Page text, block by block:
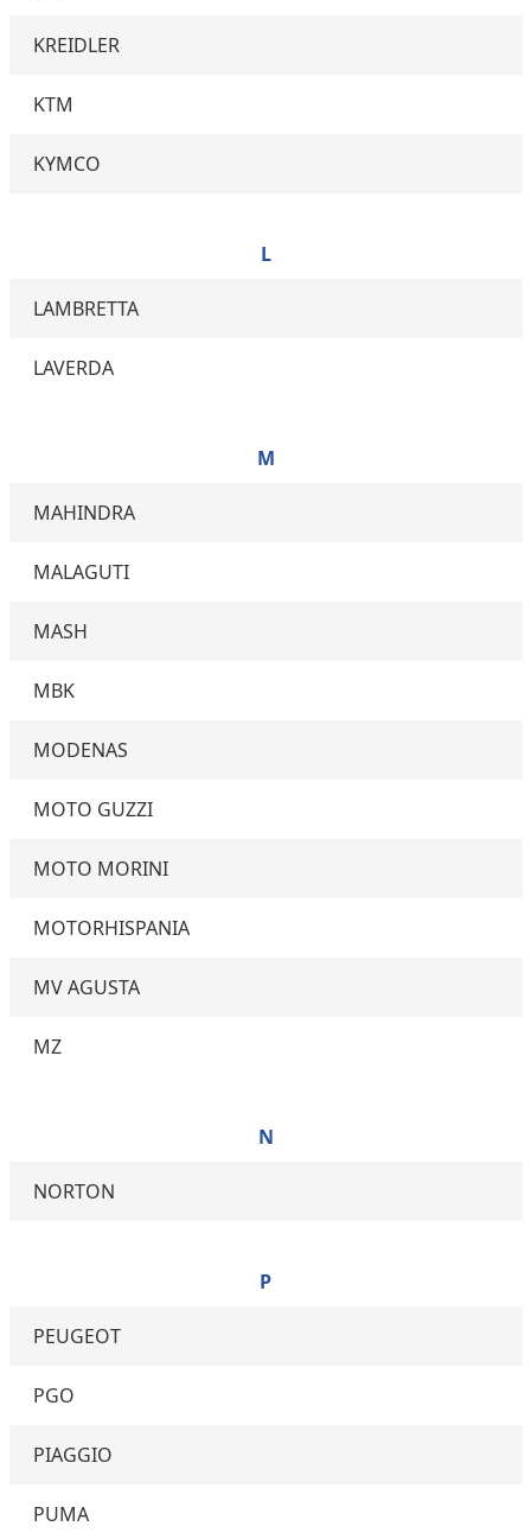
KREIDLER
KTM
KYMCO
L
LAMBRETTA
LAVERDA
M
MAHINDRA
MALAGUTI
MASH
MBK
MODENAS
MOTO GUZZI
MOTO MORINI
MOTORHISPANIA
MV AGUSTA
MZ
N
NORTON
P
PEUGEOT
PGO
PIAGGIO
PUMA